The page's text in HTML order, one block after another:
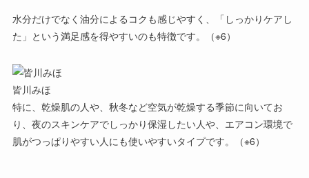
水分だけでなく油分によるコクも感じやすく、「しっかりケアし
た」という満足感を得やすいのも特徴です。（※6）
皆川みほ
特に、乾燥肌の人や、秋冬など空気が乾燥する季節に向いてお
り、夜のスキンケアでしっかり保湿したい人や、エアコン環境で
肌がつっぱりやすい人にも使いやすいタイプです。（※6）